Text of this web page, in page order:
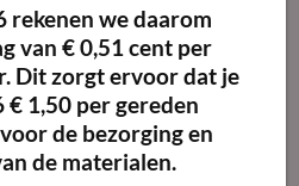
rekenen we daarom
van € 0,51 cent per
Dit zorgt ervoor dat je
1,50 per gereden
de bezorging en
de materialen.